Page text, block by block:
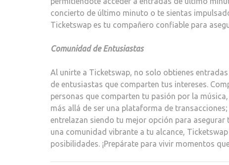
concierto de último minuto o te sientas
Ticketswap es tu compañero confiable para
Comunidad de Entusiastas
Al unirte a Ticketswap, no solo obtienes
de entusiastas que comparten tus intereses.
personas que comparten tu pasión por la
más allá de ser una plataforma de
entrelazan siendo tu mejor opción para
una comunidad vibrante a tu alcance,
posibilidades. ¡Prepárate para vivir momentos